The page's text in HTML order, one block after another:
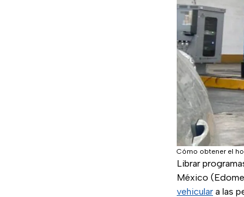
Cómo obtener el
Librar
México
vehicular a las